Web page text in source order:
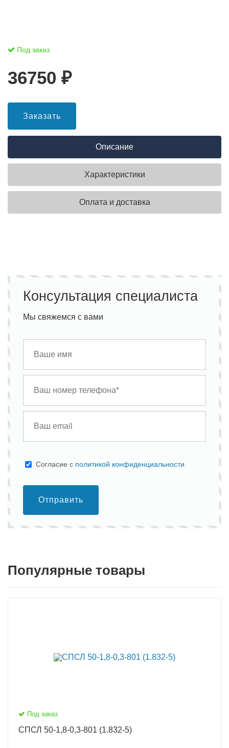
Под заказ
36750 ₽
Заказать
Описание
Характеристики
Оплата и доставка
Консультация специалиста
Мы свяжемся с вами
Cогласие с политикой конфиденциальности
Отправить
Популярные товары
Под заказ
СПСЛ 50-1,8-0,3-801 (1.832-5)